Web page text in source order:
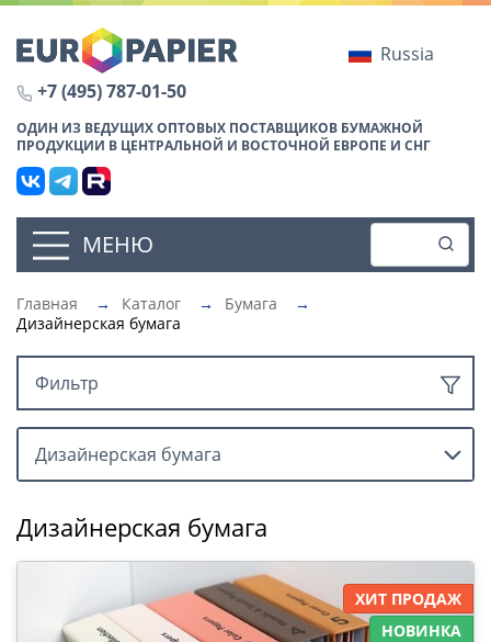
Russia
+7 (495) 787-01-50
ОДИН ИЗ ВЕДУЩИХ ОПТОВЫХ ПОСТАВЩИКОВ БУМАЖНОЙ
ПРОДУКЦИИ В ЦЕНТРАЛЬНОЙ И ВОСТОЧНОЙ ЕВРОПЕ И СНГ
МЕНЮ
Главная → Каталог → Бумага
→
Дизайнерская бумага
Фильтр
Дизайнерская бумага
Дизайнерская бумага
ХИТ ПРОДАЖ
НОВИНКА